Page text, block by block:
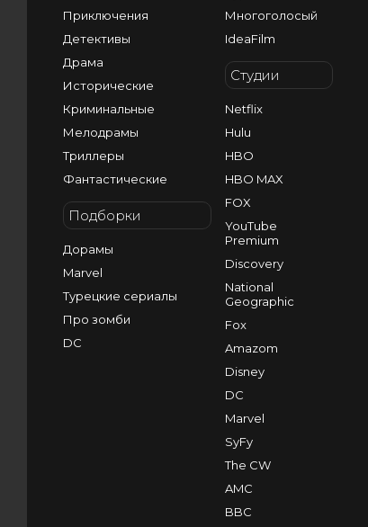
Приключения
Детективы
Драма
Исторические
Криминальные
Мелодрамы
Триллеры
Фантастические
Подборки
Дорамы
Marvel
Турецкие сериалы
Про зомби
DC
Многоголосый
IdeaFilm
Студии
Netflix
Hulu
HBO
HBO MAX
FOX
YouTube
Premium
Discovery
National
Geographic
Fox
Amazom
Disney
DC
Marvel
SyFy
The CW
AMC
BBC